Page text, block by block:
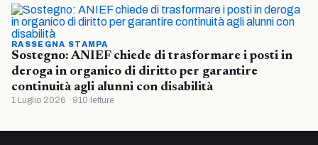
RASSEGNA STAMPA
Sostegno: ANIEF chiede di trasformare i posti in
deroga in organico di diritto per garantire
continuità agli alunni con disabilità
1 Luglio 2026 · 910 letture